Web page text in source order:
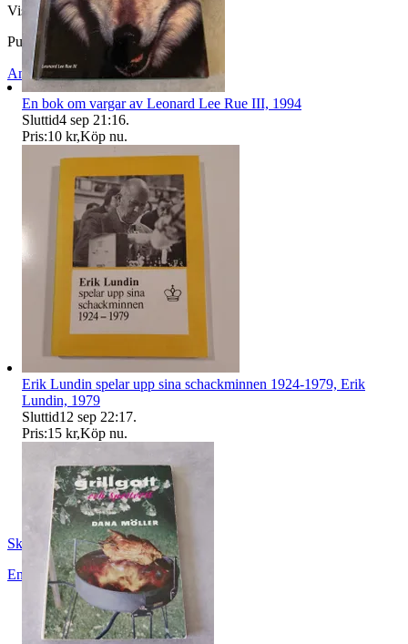
Visningar 58
Publicerad
19 jul 18:51
Anmäl Sälj liknande
Skopanandersson
Enköping,Sverige
En bok om vargar av Leonard Lee Rue III, 1994
Sluttid4 sep 21:16.
Pris:10 kr,Köp nu.
Erik Lundin spelar upp sina schackminnen 1924-1979, Erik
Lundin, 1979
Sluttid12 sep 22:17.
Pris:15 kr,Köp nu.